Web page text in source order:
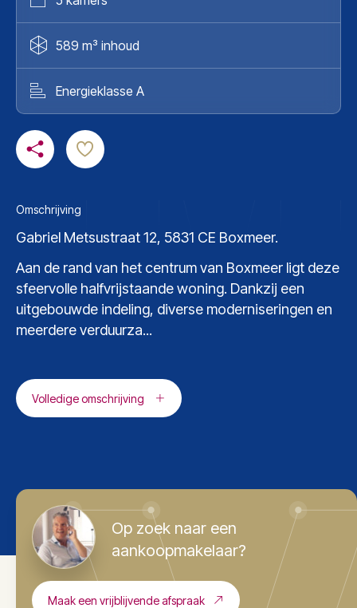
589 m³ inhoud
Energieklasse A
Omschrijving
Gabriel Metsustraat 12, 5831 CE Boxmeer.
Aan de rand van het centrum van Boxmeer ligt deze
sfeervolle halfvrijstaande woning. Dankzij een
uitgebouwde indeling, diverse moderniseringen en
meerdere verduurza...
Volledige omschrijving
Op zoek naar een
aankoopmakelaar?
Maak een vrijblijvende afspraak